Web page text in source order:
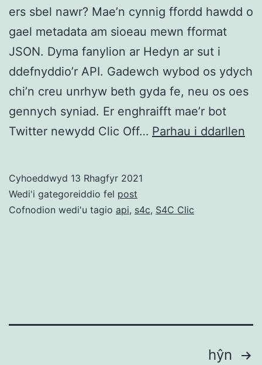
ers sbel nawr? Mae’n cynnig ffordd hawdd o
gael metadata am sioeau mewn fformat
JSON. Dyma fanylion ar Hedyn ar sut i
ddefnyddio’r API. Gadewch wybod os ydych
chi’n creu unrhyw beth gyda fe, neu os oes
gennych syniad. Er enghraifft mae’r bot
Twitter newydd Clic Off… Parhau i ddarllen
Cyhoeddwyd 13 Rhagfyr 2021
Wedi'i gategoreiddio fel post
Cofnodion wedi'u tagio api, s4c, S4C Clic
hŷn